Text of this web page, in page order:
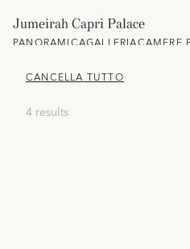
Jumeirah Capri Palace
PANORAMICAGALLERIACAMERE
CANCELLA TUTTO
4 results